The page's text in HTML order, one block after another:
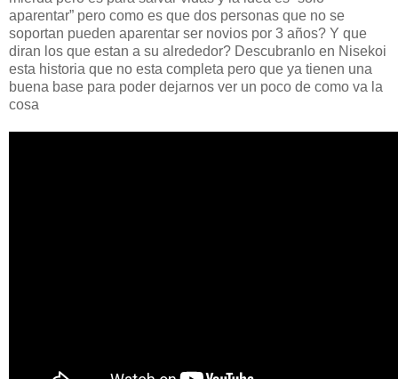
aparentar” pero como es que dos personas que no se
soportan pueden aparentar ser novios por 3 años? Y que
diran los que estan a su alrededor? Descubranlo en Nisekoi
esta historia que no esta completa pero que ya tienen una
buena base para poder dejarnos ver un poco de como va la
cosa